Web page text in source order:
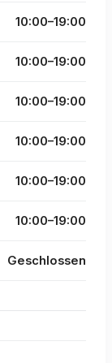
10:00–19:00
10:00–19:00
10:00–19:00
10:00–19:00
10:00–19:00
10:00–19:00
Geschlossen